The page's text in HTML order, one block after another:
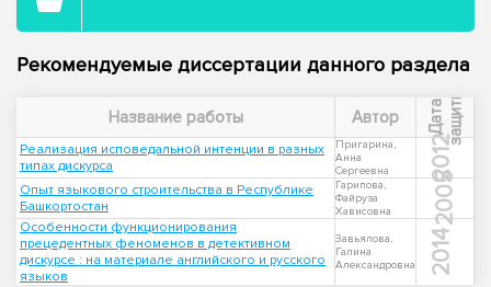
Рекомендуемые диссертации данного раздела
Название работы Автор Д
а
т
а
з
а
щ
и
т ы
Реализация исповедальной интенции в разных
типах дискурса
Пригарина,
Анна
Сергеевна
2012
Опыт языкового строительства в Республике
Башкортостан
Гарипова,
Файруза
Хависовна
2005
Особенности функционирования
прецедентных феноменов в детективном
дискурсе : на материале английского и русского
языков
Завьялова,
Галина
Александровна
2014